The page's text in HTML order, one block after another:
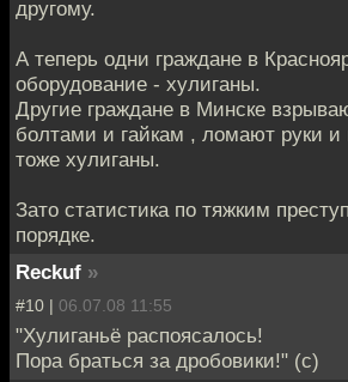
другому.
А теперь одни граждане в
оборудование - хулиганы.
Другие граждане в Минске
болтами и гайкам , ломают руки
тоже хулиганы.
Зато статистика по тяжким
порядке.
Reckuf »
#10 | 06.07.08 11:55
"Хулиганьё распоясалось!
Пора браться за дробовики!" (с)